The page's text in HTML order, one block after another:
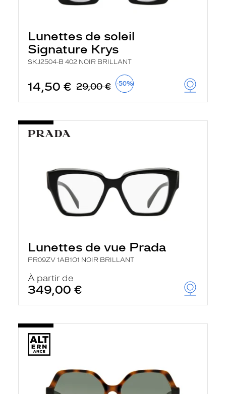
Lunettes de soleil
Signature Krys
SKJ2504-B 402 NOIR BRILLANT
14,50 € 29,00 € -50%
Lunettes de vue Prada
PR09ZV 1AB1O1 NOIR BRILLANT
À partir de
349,00 €